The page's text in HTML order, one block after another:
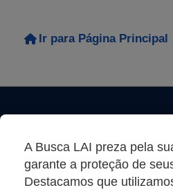
Ir para Página Principal
A Busca LAI preza pela
garante a proteção de
Destacamos que